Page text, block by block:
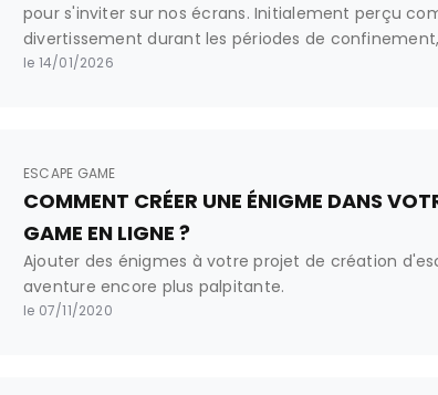
pour s'inviter sur nos écrans. Initialement perçu
divertissement durant les périodes de
imposé comme un outil pédagogique et
le 14/01/2026
ESCAPE GAME
COMMENT CRÉER UNE ÉNIGME DANS
GAME EN LIGNE ?
Ajouter des énigmes à votre projet de création
aventure encore plus palpitante.
le 07/11/2020